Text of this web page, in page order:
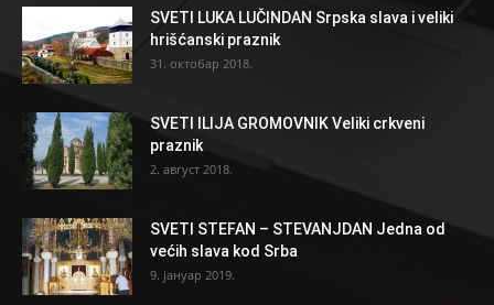
SVETI LUKA LUČINDAN Srpska slava i veliki
hrišćanski praznik
31. октобар 2018.
SVETI ILIJA GROMOVNIK Veliki crkveni
praznik
2. август 2018.
SVETI STEFAN – STEVANJDAN Jedna od
većih slava kod Srba
9. јануар 2019.